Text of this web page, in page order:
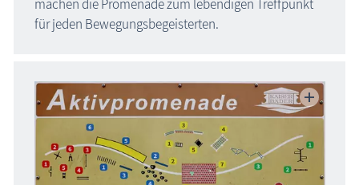
machen die Promenade zum lebendigen Treffpunkt
für jeden Bewegungsbegeisterten.